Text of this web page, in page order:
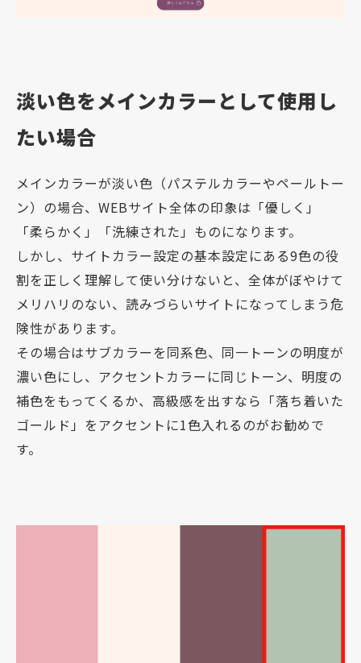
淡い色をメインカラーとして使用し
たい場合
メインカラーが淡い色（パステルカラーやペールトー
ン）の場合、WEBサイト全体の印象は「優しく」
「柔らかく」「洗練された」ものになります。
しかし、サイトカラー設定の基本設定にある9色の役
割を正しく理解して使い分けないと、全体がぼやけて
メリハリのない、読みづらいサイトになってしまう危
険性があります。
その場合はサブカラーを同系色、同一トーンの明度が
濃い色にし、アクセントカラーに同じトーン、明度の
補色をもってくるか、高級感を出すなら「落ち着いた
ゴールド」をアクセントに1色入れるのがお勧めで
す。